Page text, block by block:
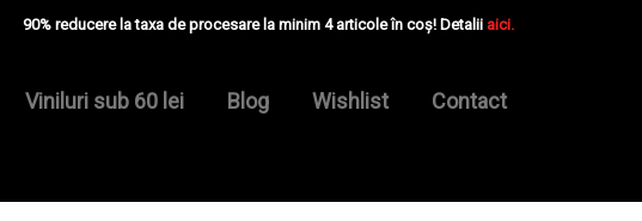
90% reducere la taxa de procesare la minim 4 articole în coș! Detalii aici.
Viniluri sub 60 lei Blog Wishlist Contact